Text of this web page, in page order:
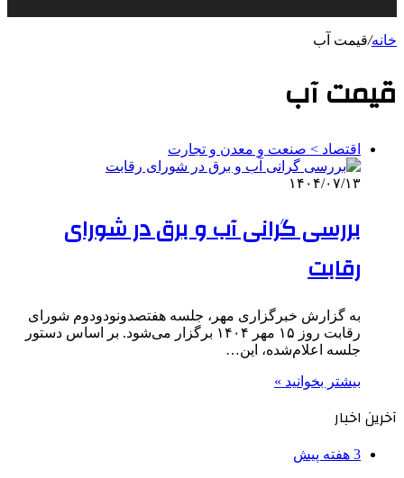
خانه/قیمت آب
قیمت آب
اقتصاد > صنعت و معدن و تجارت
۱۴۰۴/۰۷/۱۳
بررسی گرانی آب و برق در شورای
رقابت
به گزارش خبرگزاری مهر، جلسه هفتصدونودودوم شورای
رقابت روز ۱۵ مهر ۱۴۰۴ برگزار می‌شود. بر اساس دستور
جلسه اعلام‌شده، این…
بیشتر بخوانید »
آخرین اخبار
3 هفته پیش